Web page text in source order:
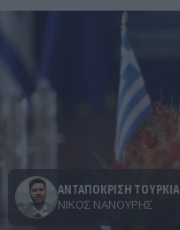
ΑΝΤΑΠΟΚΡΙΣΗ ΤΟΥΡΚΙΑ
ΝΊΚΟΣ ΝΑΝΟΎΡΗΣ